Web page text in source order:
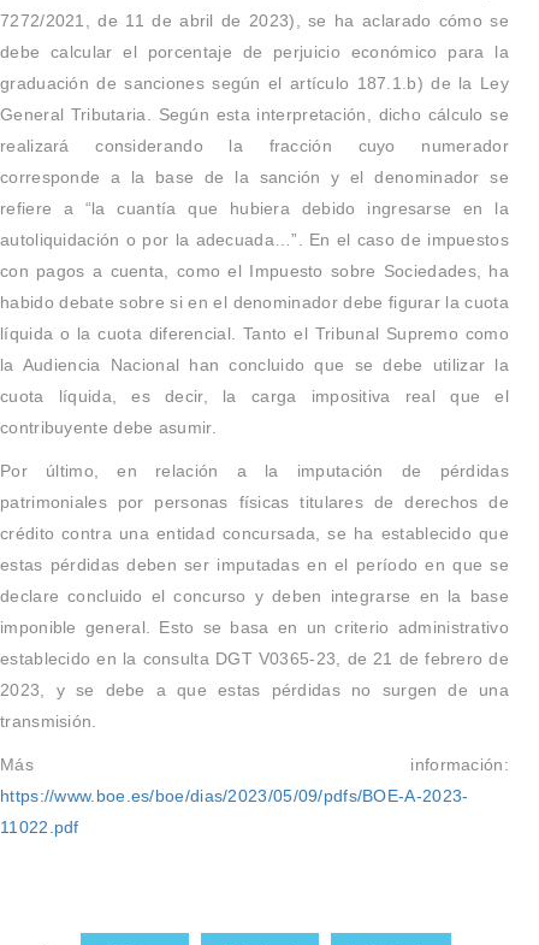
7272/2021, de 11 de abril de 2023), se ha aclarado cómo se
debe calcular el porcentaje de perjuicio económico para la
graduación de sanciones según el artículo 187.1.b) de la Ley
General Tributaria. Según esta interpretación, dicho cálculo se
realizará considerando la fracción cuyo numerador
corresponde a la base de la sanción y el denominador se
refiere a “la cuantía que hubiera debido ingresarse en la
autoliquidación o por la adecuada…”. En el caso de impuestos
con pagos a cuenta, como el Impuesto sobre Sociedades, ha
habido debate sobre si en el denominador debe figurar la cuota
líquida o la cuota diferencial. Tanto el Tribunal Supremo como
la Audiencia Nacional han concluido que se debe utilizar la
cuota líquida, es decir, la carga impositiva real que el
contribuyente debe asumir.
Por último, en relación a la imputación de pérdidas
patrimoniales por personas físicas titulares de derechos de
crédito contra una entidad concursada, se ha establecido que
estas pérdidas deben ser imputadas en el período en que se
declare concluido el concurso y deben integrarse en la base
imponible general. Esto se basa en un criterio administrativo
establecido en la consulta DGT V0365-23, de 21 de febrero de
2023, y se debe a que estas pérdidas no surgen de una
transmisión.
Más información:
https://www.boe.es/boe/dias/2023/05/09/pdfs/BOE-A-2023-
11022.pdf